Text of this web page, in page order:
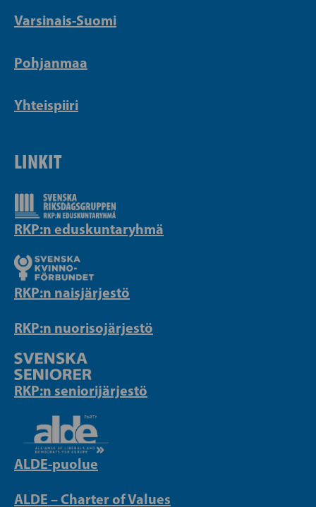
Varsinais-Suomi
Pohjanmaa
Yhteispiiri
LINKIT
RKP:n eduskuntaryhmä
RKP:n naisjärjestö
RKP:n nuorisojärjestö
RKP:n seniorijärjestö
ALDE-puolue
ALDE – Charter of Values